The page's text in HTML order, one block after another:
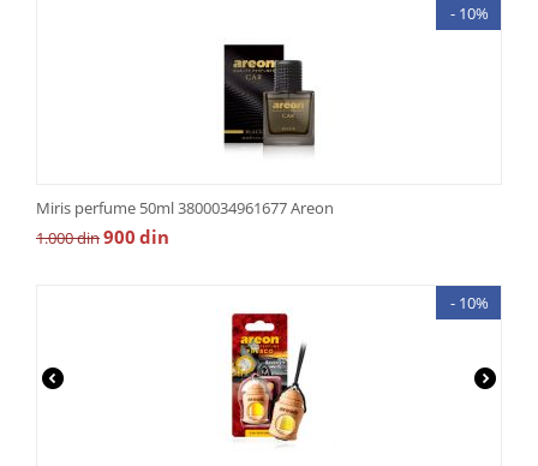
- 10%
Miris perfume 50ml 3800034961677 Areon
1.000din900 din
- 10%